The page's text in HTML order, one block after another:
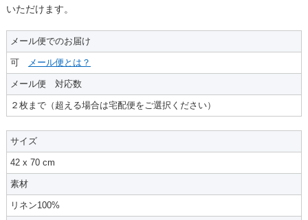
いただけます。
メール便でのお届け
可 メール便とは？
メール便 対応数
２枚まで（超える場合は宅配便をご選択ください）
サイズ
42 x 70 cm
素材
リネン100%